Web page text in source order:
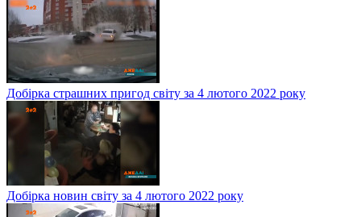
Добірка страшних пригод світу за 4 лютого 2022 року
Добірка новин світу за 4 лютого 2022 року